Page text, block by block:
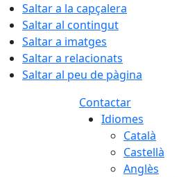
Saltar a la capçalera
Saltar al contingut
Saltar a imatges
Saltar a relacionats
Saltar al peu de pàgina
Contactar
Idiomes
Català
Castellà
Anglès